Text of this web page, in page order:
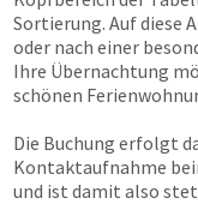
Sortierung. Auf diese
oder nach einer
Ihre Übernachtung
schönen
Die Buchung erfolgt
Kontaktaufnahme
und ist damit also